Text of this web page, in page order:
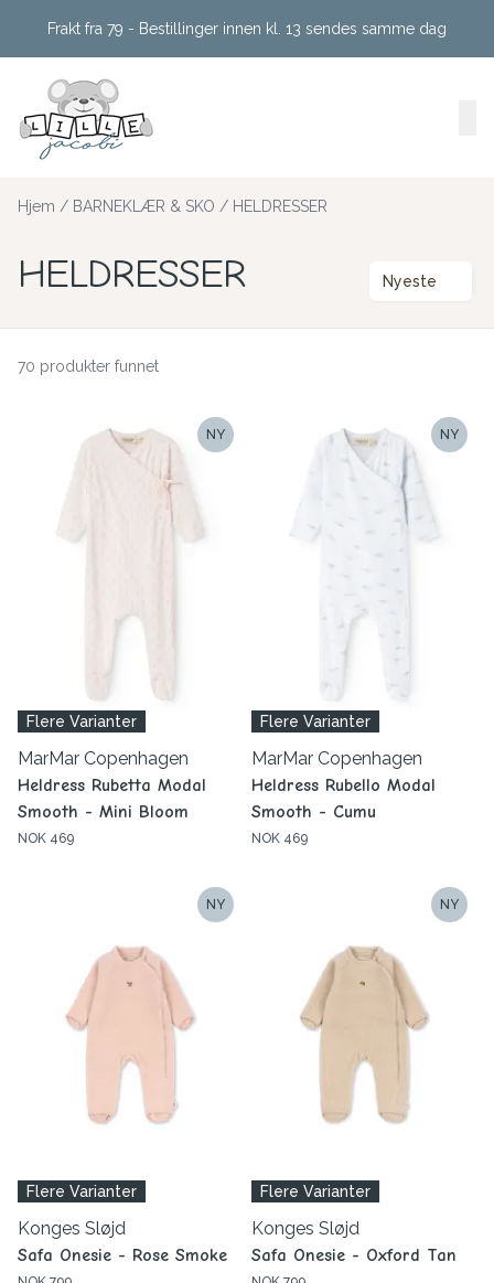
Frakt fra 79 - Bestillinger innen kl. 13 sendes samme dag
Hjem / BARNEKLÆR & SKO / HELDRESSER
HELDRESSER Nyeste
70 produkter funnet
NY
Flere Varianter
MarMar Copenhagen
Heldress Rubetta Modal
Smooth - Mini Bloom
NOK 469
NY
Flere Varianter
MarMar Copenhagen
Heldress Rubello Modal
Smooth - Cumu
NOK 469
NY
Flere Varianter
Konges Sløjd
Safa Onesie - Rose Smoke
NY
Flere Varianter
Konges Sløjd
Safa Onesie - Oxford Tan